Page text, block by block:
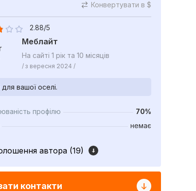
Конвертувати в $
2.88/5
Меблайт
На сайті 1 рік та 10 місяців
/ з вересня 2024 /
вашої оселі.
профілю
70%
немає
автора (19)
контакти